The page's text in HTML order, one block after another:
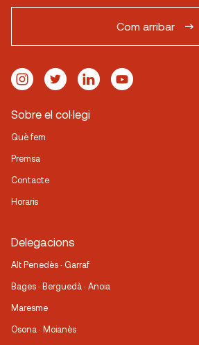
Com arribar
Sobre el col·legi
Què fem
Premsa
Contacte
Horaris
Delegacions
Alt Penedès · Garraf
Bages · Berguedà · Anoia
Maresme
Osona · Moianès